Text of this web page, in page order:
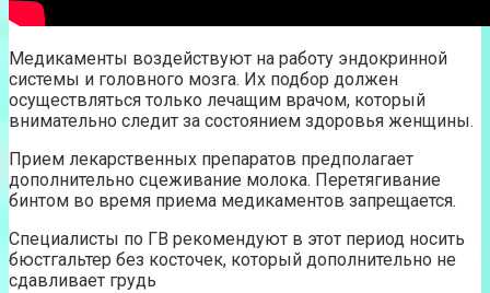
Медикаменты воздействуют на работу эндокринной
системы и головного мозга. Их подбор должен
осуществляться только лечащим врачом, который
внимательно следит за состоянием здоровья женщины.
Прием лекарственных препаратов предполагает
дополнительно сцеживание молока. Перетягивание
бинтом во время приема медикаментов запрещается.
Специалисты по ГВ рекомендуют в этот период носить
бюстгальтер без косточек, который дополнительно не
сдавливает грудь